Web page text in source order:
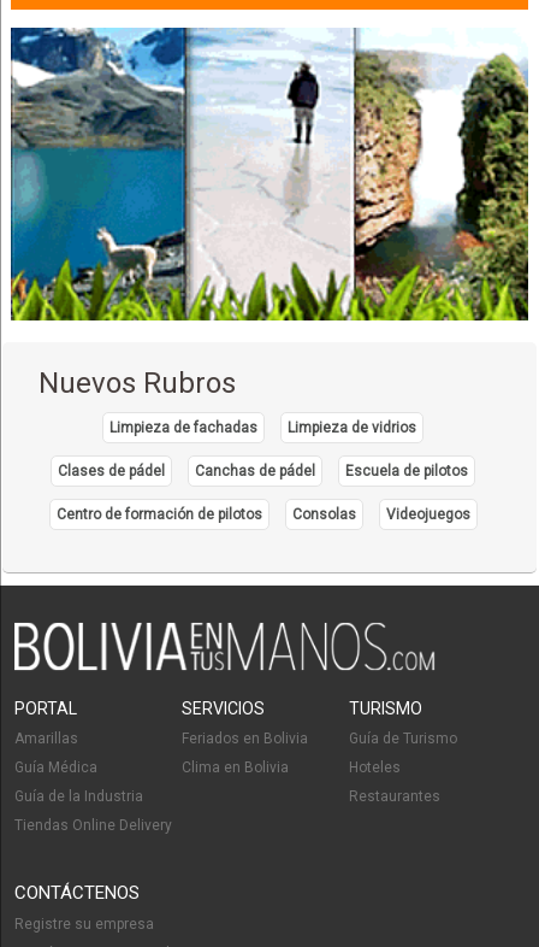
Nuevos Rubros
Limpieza de fachadas Limpieza de vidrios
Clases de pádel Canchas de pádel Escuela de pilotos
Centro de formación de pilotos Consolas Videojuegos
PORTAL
Amarillas
Guía Médica
Guía de la Industria
Tiendas Online Delivery
SERVICIOS
Feriados en Bolivia
Clima en Bolivia
TURISMO
Guía de Turismo
Hoteles
Restaurantes
CONTÁCTENOS
Registre su empresa